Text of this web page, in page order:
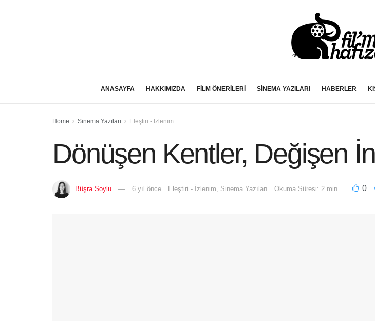
ANASAYFA HAKKIMIZDA FİLM ÖNERİLERİ SİNEMA YAZILARI HABERLER
Home Sinema Yazıları Eleştiri - İzlenim
Dönüşen Kentler, Değişen
Büşra Soylu 6 yıl önce Eleştiri - İzlenim Sinema Yazıları Okuma Süresi: 2 min 0